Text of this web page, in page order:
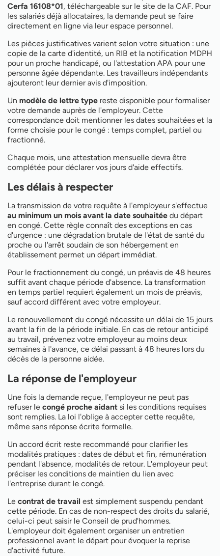
Cerfa 16108*01, téléchargeable sur le site de la CAF. Pour
les salariés déjà allocataires, la demande peut se faire
directement en ligne via leur espace personnel.
Les pièces justificatives varient selon votre situation : une
copie de la carte d'identité, un RIB et la notification MDPH
pour un proche handicapé, ou l'attestation APA pour une
personne âgée dépendante. Les travailleurs indépendants
ajouteront leur dernier avis d'imposition.
Un modèle de lettre type reste disponible pour formaliser
votre demande auprès de l'employeur. Cette
correspondance doit mentionner les dates souhaitées et la
forme choisie pour le congé : temps complet, partiel ou
fractionné.
Chaque mois, une attestation mensuelle devra être
complétée pour déclarer vos jours d'aide effectifs.
Les délais à respecter
La transmission de votre requête à l'employeur s'effectue
au minimum un mois avant la date souhaitée du départ
en congé. Cette règle connaît des exceptions en cas
d'urgence : une dégradation brutale de l'état de santé du
proche ou l'arrêt soudain de son hébergement en
établissement permet un départ immédiat.
Pour le fractionnement du congé, un préavis de 48 heures
suffit avant chaque période d'absence. La transformation
en temps partiel requiert également un mois de préavis,
sauf accord différent avec votre employeur.
Le renouvellement du congé nécessite un délai de 15 jours
avant la fin de la période initiale. En cas de retour anticipé
au travail, prévenez votre employeur au moins deux
semaines à l'avance, ce délai passant à 48 heures lors du
décès de la personne aidée.
La réponse de l'employeur
Une fois la demande reçue, l'employeur ne peut pas
refuser le congé proche aidant si les conditions requises
sont remplies. La loi l'oblige à accepter cette requête,
même sans réponse écrite formelle.
Un accord écrit reste recommandé pour clarifier les
modalités pratiques : dates de début et fin, rémunération
pendant l'absence, modalités de retour. L'employeur peut
préciser les conditions de maintien du lien avec
l'entreprise durant le congé.
Le contrat de travail est simplement suspendu pendant
cette période. En cas de non-respect des droits du salarié,
celui-ci peut saisir le Conseil de prud'hommes.
L'employeur doit également organiser un entretien
professionnel avant le départ pour évoquer la reprise
d'activité future.